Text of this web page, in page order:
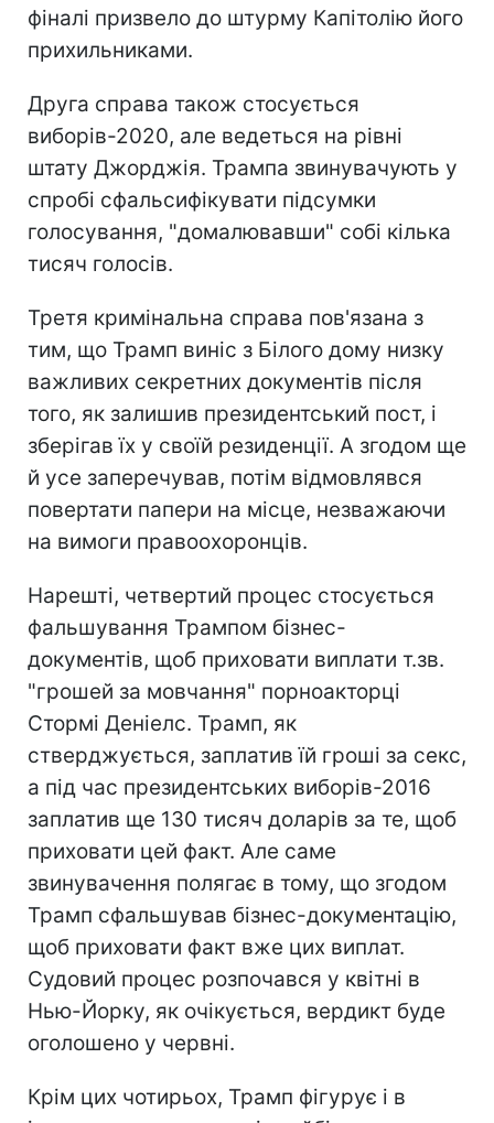
фіналі призвело до штурму Капітолію його
прихильниками.
Друга справа також стосується
виборів-2020, але ведеться на рівні
штату Джорджія. Трампа звинувачують у
спробі сфальсифікувати підсумки
голосування, "домалювавши" собі кілька
тисяч голосів.
Третя кримінальна справа пов'язана з
тим, що Трамп виніс з Білого дому низку
важливих секретних документів після
того, як залишив президентський пост, і
зберігав їх у своїй резиденції. А згодом ще
й усе заперечував, потім відмовлявся
повертати папери на місце, незважаючи
на вимоги правоохоронців.
Нарешті, четвертий процес стосується
фальшування Трампом бізнес-
документів, щоб приховати виплати т.зв.
"грошей за мовчання" порноакторці
Стормі Деніелс. Трамп, як
стверджується, заплатив їй гроші за секс,
а під час президентських виборів-2016
заплатив ще 130 тисяч доларів за те, щоб
приховати цей факт. Але саме
звинувачення полягає в тому, що згодом
Трамп сфальшував бізнес-документацію,
щоб приховати факт вже цих виплат.
Судовий процес розпочався у квітні в
Нью-Йорку, як очікується, вердикт буде
оголошено у червні.
Крім цих чотирьох, Трамп фігурує і в